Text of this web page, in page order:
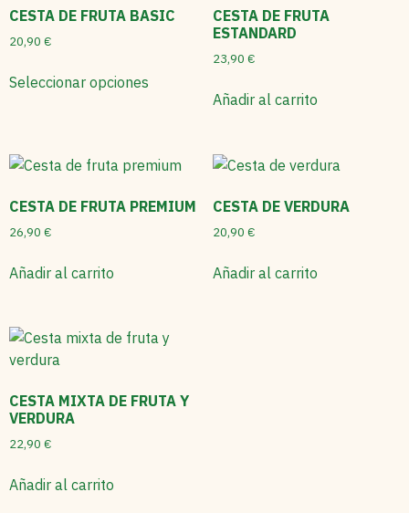
CESTA DE FRUTA BASIC
20,90 €
Seleccionar opciones
CESTA DE FRUTA
ESTANDARD
23,90 €
Añadir al carrito
CESTA DE FRUTA PREMIUM
26,90 €
Añadir al carrito
CESTA DE VERDURA
20,90 €
Añadir al carrito
CESTA MIXTA DE FRUTA Y
VERDURA
22,90 €
Añadir al carrito